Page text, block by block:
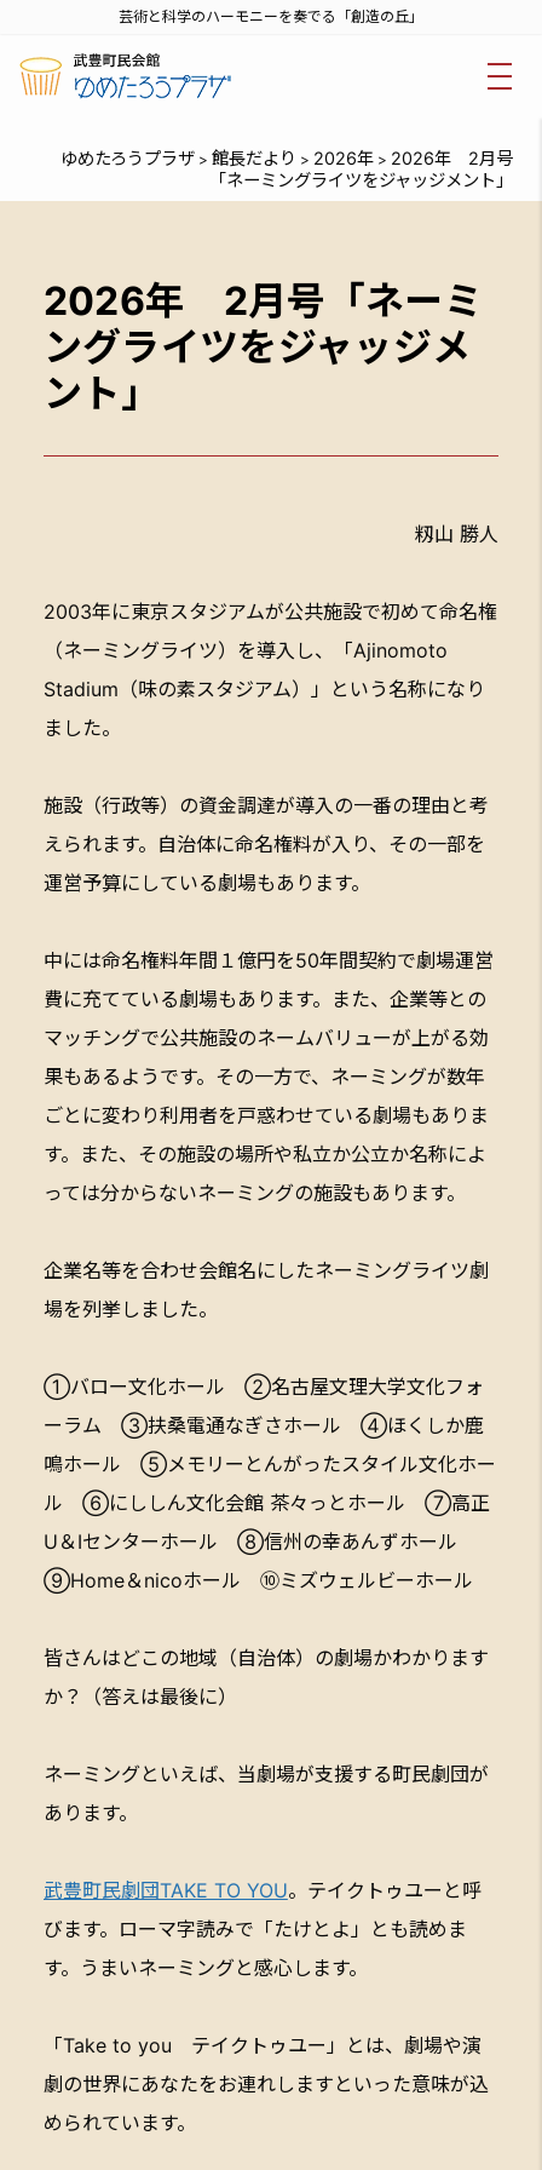
芸術と科学のハーモニーを奏でる「創造の丘」
ゆめたろうプラザ > 館長だより > 2026年 > 2026年 2月号
「ネーミングライツをジャッジメント」
2026年 2月号「ネーミ
ングライツをジャッジメ
ント」
籾山 勝人
2003年に東京スタジアムが公共施設で初めて命名権
（ネーミングライツ）を導入し、「Ajinomoto
Stadium（味の素スタジアム）」という名称になり
ました。
施設（行政等）の資金調達が導入の一番の理由と考
えられます。自治体に命名権料が入り、その一部を
運営予算にしている劇場もあります。
中には命名権料年間１億円を50年間契約で劇場運営
費に充てている劇場もあります。また、企業等との
マッチングで公共施設のネームバリューが上がる効
果もあるようです。その一方で、ネーミングが数年
ごとに変わり利用者を戸惑わせている劇場もありま
す。また、その施設の場所や私立か公立か名称によ
っては分からないネーミングの施設もあります。
企業名等を合わせ会館名にしたネーミングライツ劇
場を列挙しました。
①バロー文化ホール ②名古屋文理大学文化フォ
ーラム ③扶桑電通なぎさホール ④ほくしか鹿
鳴ホール ⑤メモリーとんがったスタイル文化ホー
ル ⑥にししん文化会館 茶々っとホール ⑦高正
U＆Iセンターホール ⑧信州の幸あんずホール
⑨Home＆nicoホール ⑩ミズウェルビーホール
皆さんはどこの地域（自治体）の劇場かわかります
か？（答えは最後に）
ネーミングといえば、当劇場が支援する町民劇団が
あります。
武豊町民劇団TAKE TO YOU。テイクトゥユーと呼
びます。ローマ字読みで「たけとよ」とも読めま
す。うまいネーミングと感心します。
「Take to you テイクトゥユー」とは、劇場や演
劇の世界にあなたをお連れしますといった意味が込
められています。